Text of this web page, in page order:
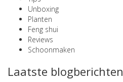
Unboxing
Planten
Feng shui
Reviews
Schoonmaken
Laatste blogberichten